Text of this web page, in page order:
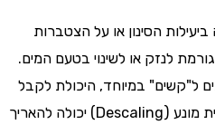
הסינון או על הצטברות
או לשינוי בטעם המים.
במיוחד, היכולת לקבל
התראה לנייד על צורך בניקוי אבנית מונע (Descaling) יכולה להאריך